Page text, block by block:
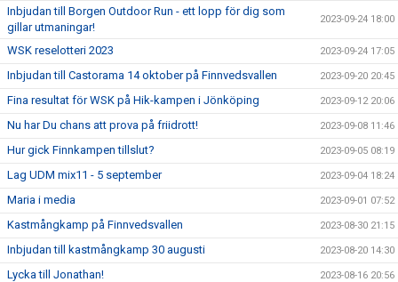
Inbjudan till Borgen Outdoor Run - ett lopp för dig som
gillar utmaningar!
2023-09-24 18:00
WSK reselotteri 2023 2023-09-24 17:05
Inbjudan till Castorama 14 oktober på Finnvedsvallen 2023-09-20 20:45
Fina resultat för WSK på Hik-kampen i Jönköping 2023-09-12 20:06
Nu har Du chans att prova på friidrott! 2023-09-08 11:46
Hur gick Finnkampen tillslut? 2023-09-05 08:19
Lag UDM mix11 - 5 september 2023-09-04 18:24
Maria i media 2023-09-01 07:52
Kastmångkamp på Finnvedsvallen 2023-08-30 21:15
Inbjudan till kastmångkamp 30 augusti 2023-08-20 14:30
Lycka till Jonathan! 2023-08-16 20:56